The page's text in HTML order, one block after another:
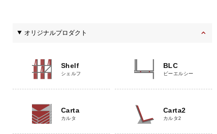
オリジナルプロダクト
Shelf
シェルフ
BLC
ビーエルシー
Carta
カルタ
Carta2
カルタ2